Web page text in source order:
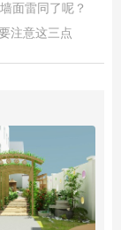
面雷同了呢？
注意这三点